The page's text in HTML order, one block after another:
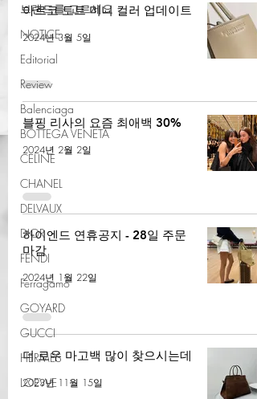
브랜드를 고르세요
NOTICE
Editorial
Review
Balenciaga
BOTTEGA VENETA
CELINE
CHANEL
DELVAUX
DIOR
FENDI
Ferragamo
GOYARD
GUCCI
HERMES
LOEWE
아르코 토트 미니 컬러 업데이트
2024년 3월 5일
블핑 리사의 요즘 최애백 30%
2024년 2월 2일
하이엔드 연휴공지 - 28일 주문
마감
2024년 1월 22일
더 로우 마고백 많이 찾으시는데
2023년 11월 15일